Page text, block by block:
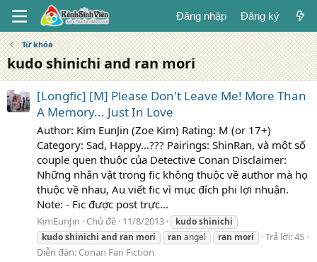
Đăng nhập Đăng ký
Từ khóa
kudo shinichi and ran mori
[Longfic] [M] Please Don't Leave Me! More Than
A Memory... Just In Love
Author: Kim EunJin (Zoe Kim) Rating: M (or 17+)
Category: Sad, Happy...??? Pairings: ShinRan, và một số
couple quen thuộc của Detective Conan Disclaimer:
Những nhân vật trong fic không thuộc về author mà họ
thuộc về nhau, Au viết fic vì mục đích phi lợi nhuận.
Note: - Fic được post trực...
KimEunJin Chủ đề 11/8/2013 kudoshinichi
kudoshinichi and ran mori ran angel ran mori
Trả lời: 45
Diễn đàn: Conan Fan Fiction